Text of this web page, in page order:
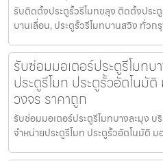
รับติดตั้งประตูรั้วรีโมทขลุง ติดตั้งประ
บานเลื่อน, ประตูรั้วรีโมทบานสวิง ทั่วก
รับซ่อมมอเตอร์ประตูรีโมท
ประตูรีโมท ประตูรั้วอัตโนมั
วงจร ราคาถูก
รับซ่อมมอเตอร์ประตูรีโมทบางละมุง
จำหน่ายประตูรีโมท ประตูรั้วอัตโนมัติ ม